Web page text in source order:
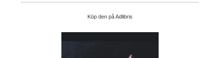
Köp den på Adlibris